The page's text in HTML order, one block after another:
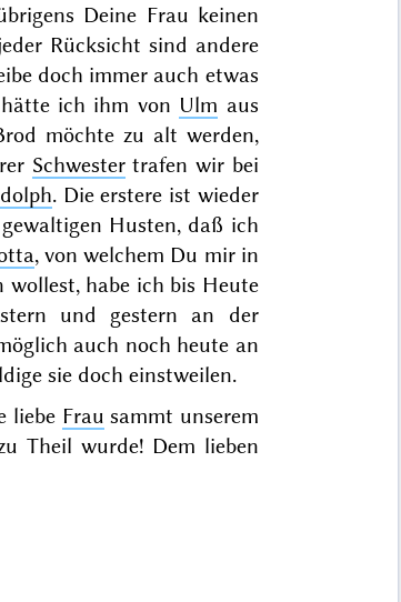
Deine Frau keinen
Rücksicht sind andere
doch immer auch etwas
ich ihm von Ulm aus
möchte zu alt werden,
Schwestertrafen wir bei
. Die erstere ist wieder
Husten, daß ich
, von welchem Du mir in
habe ich bis Heute
und gestern an der
auch noch heute an
sie doch einstweilen.
liebe Frau sammt unserem
Theil wurde! Dem lieben